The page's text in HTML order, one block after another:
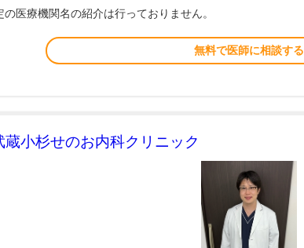
の医療機関名の紹介は行っておりません。
無料で医師に相談する
蔵小杉せのお内科クリニック